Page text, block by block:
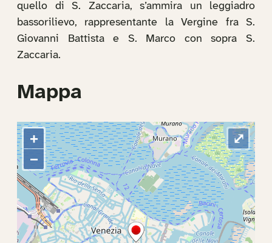
quello di S. Zaccaria, s’ammira un leggiadro
bassorilievo, rappresentante la Vergine fra S.
Giovanni Battista e S. Marco con sopra S.
Zaccaria.
Mappa